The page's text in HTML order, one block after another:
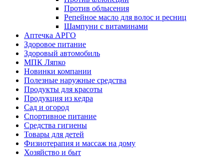
Против облысения
Репейное масло для волос и ресниц
Шампуни с витаминами
Аптечка АРГО
Здоровое питание
Здоровый автомобиль
МПК Ляпко
Новинки компании
Полезные наружные средства
Продукты для красоты
Продукция из кедра
Сад и огород
Спортивное питание
Средства гигиены
Товары для детей
Физиотерапия и массаж на дому
Хозяйство и быт